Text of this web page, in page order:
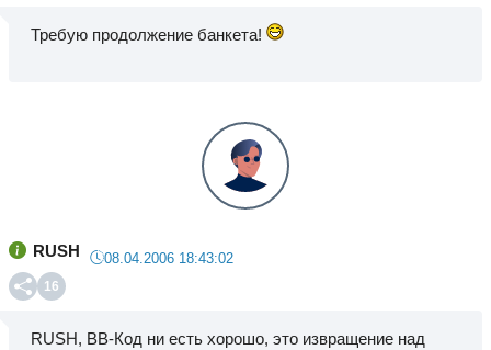
Требую продолжение банкета!
RUSH 08.04.2006 18:43:02
16
RUSH, BB-Код ни есть хорошо, это извращение над